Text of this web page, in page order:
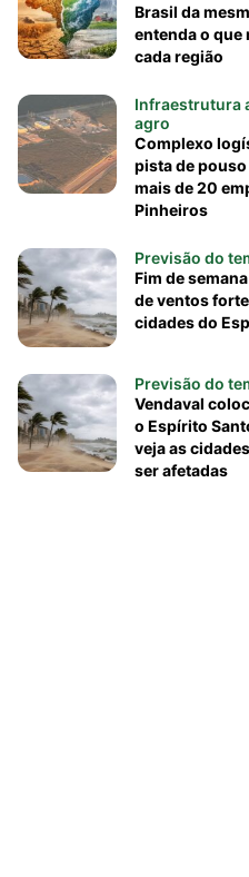
Brasil da
entenda o que
cada região
Infraestrutura
agro
Complexo
pista de
mais de 20
Pinheiros
Previsão do
Fim de
de ventos
cidades do
Previsão do
Vendaval
o Espírito
veja as
ser afetadas